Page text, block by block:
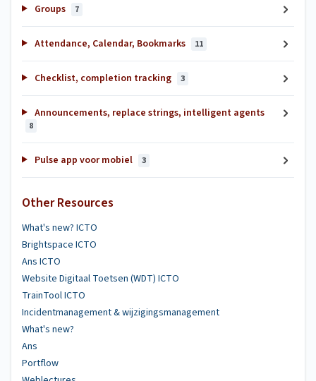
Groups 7
Attendance, Calendar, Bookmarks 11
Checklist, completion tracking 3
Announcements, replace strings, intelligent agents
8
Pulse app voor mobiel 3
Other Resources
What's new? ICTO
Brightspace ICTO
Ans ICTO
Website Digitaal Toetsen (WDT) ICTO
TrainTool ICTO
Incidentmanagement & wijzigingsmanagement
What's new?
Ans
Portflow